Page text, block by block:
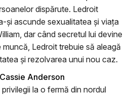
dispărute. Ledroit
și ascunde sexualitatea și viața
dar când secretul lui devine
Ledroit trebuie să aleagă
și rezolvarea unui nou caz.
Anderson
la o fermă din nordul